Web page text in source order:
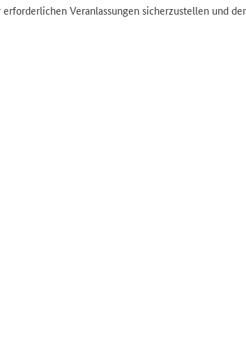
Veranlassungen sicherzustellen und